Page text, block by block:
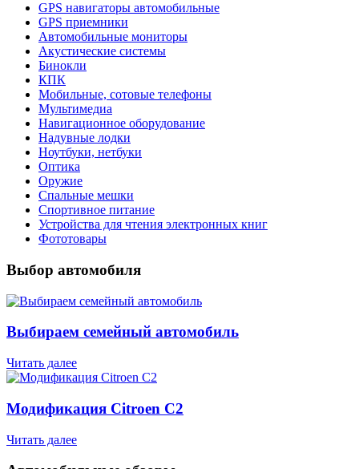
GPS навигаторы автомобильные
GPS приемники
Автомобильные мониторы
Акустические системы
Бинокли
КПК
Мобильные, сотовые телефоны
Мультимедиа
Навигационное оборудование
Надувные лодки
Ноутбуки, нетбуки
Оптика
Оружие
Спальные мешки
Спортивное питание
Устройства для чтения электронных книг
Фототовары
Выбор автомобиля
Выбираем семейный автомобиль
Читать далее
Модификация Citroen С2
Читать далее